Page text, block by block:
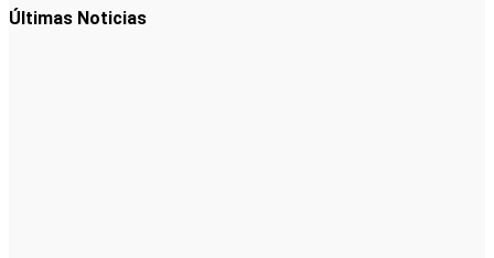
Últimas Noticias